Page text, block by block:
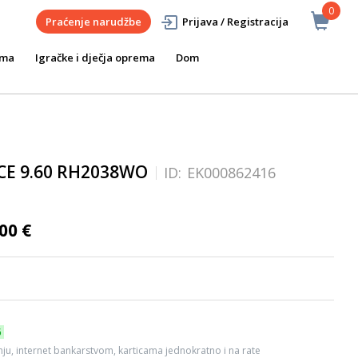
0
Praćenje narudžbe Prijava / Registracija
Igračke i dječja oprema
Dom
9.60 RH2038WO ID: EK000862416
€
internet bankarstvom, karticama jednokratno i na rate